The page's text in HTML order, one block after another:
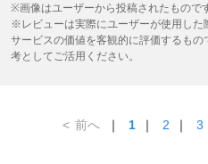
※画像はユーザーから投稿されたもので
※レビューは実際にユーザーが使用した
サービスの価値を客観的に評価するも
考としてご活用ください。
< 前へ ｜ 1 ｜ 2 ｜ 3